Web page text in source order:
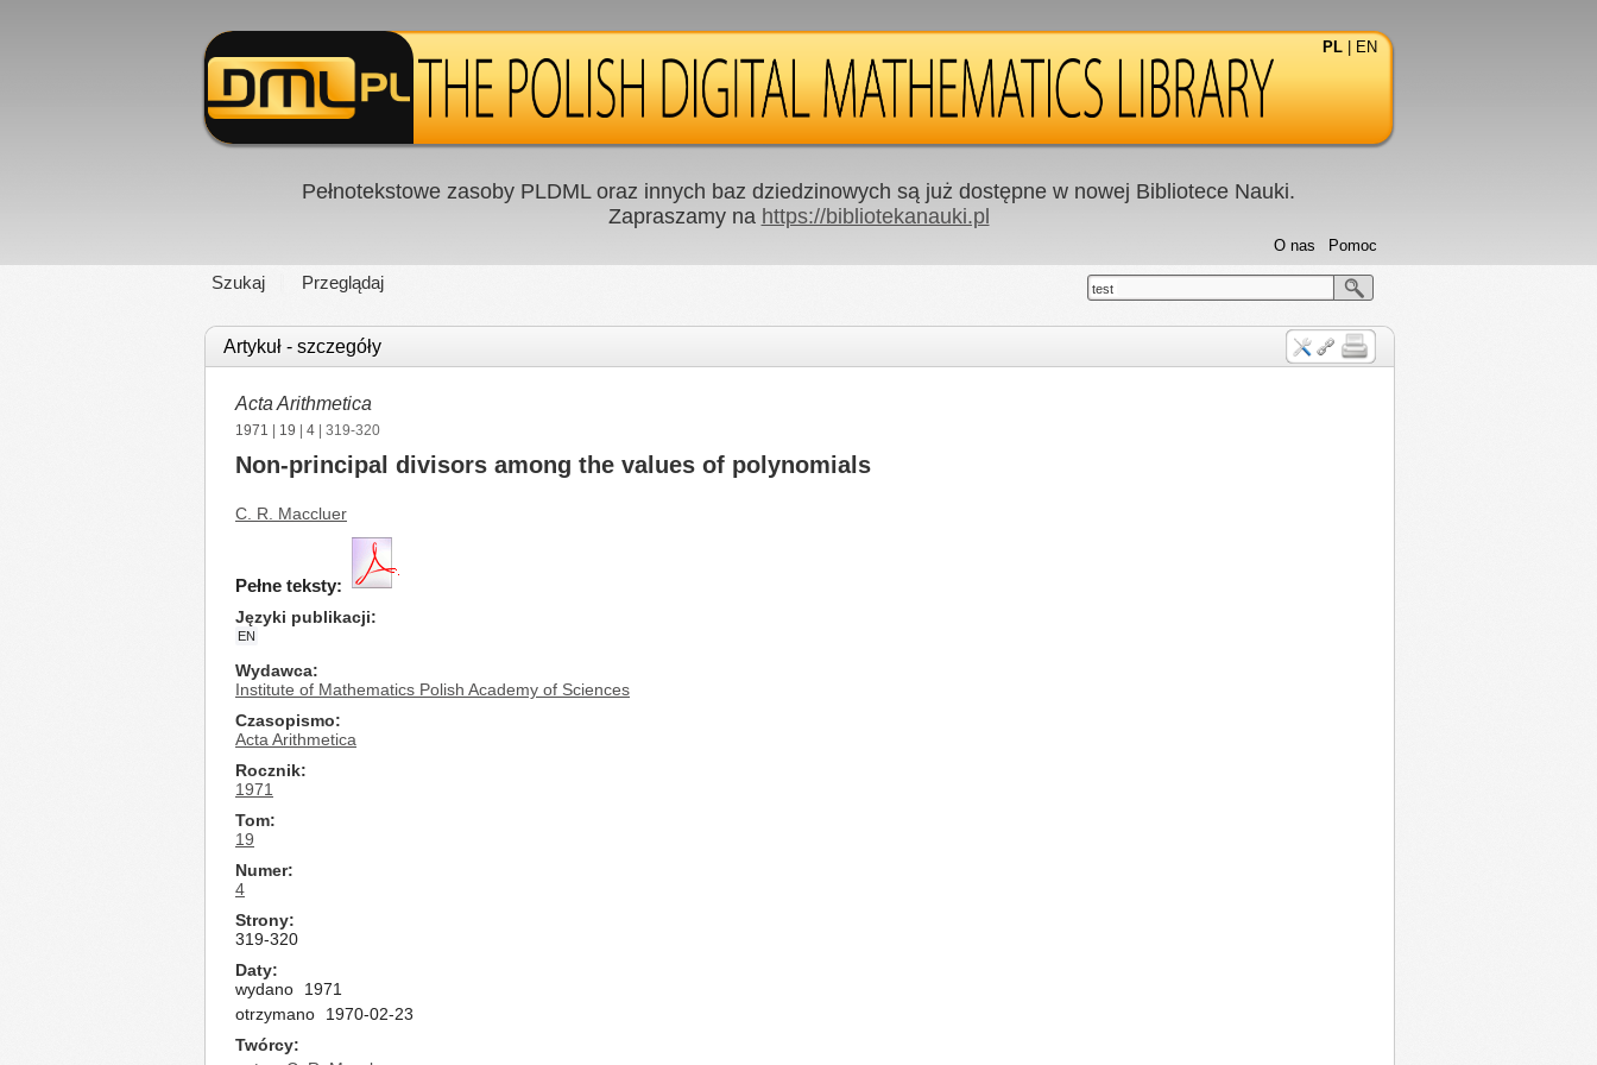
PL EN
Pełnotekstowe zasoby PLDML oraz innych baz dziedzinowych są już dostępne w nowej Bibliotece Nauki.
Zapraszamy na https://bibliotekanauki.pl
Szukaj Przeglądaj
Pomoc
O nas
test
Artykuł - szczegóły
Acta Arithmetica
1971 19 4 | 319-320
Non-principal divisors among the values of polynomials
C. R. Maccluer
Pełne teksty:
Języki publikacji
EN
Wydawca
Institute of Mathematics Polish Academy of Sciences
Czasopismo
Acta Arithmetica
Rocznik
1971
Tom
19
Numer
4
Strony
319-320
Daty
wydano
1971
otrzymano
1970-02-23
Twórcy